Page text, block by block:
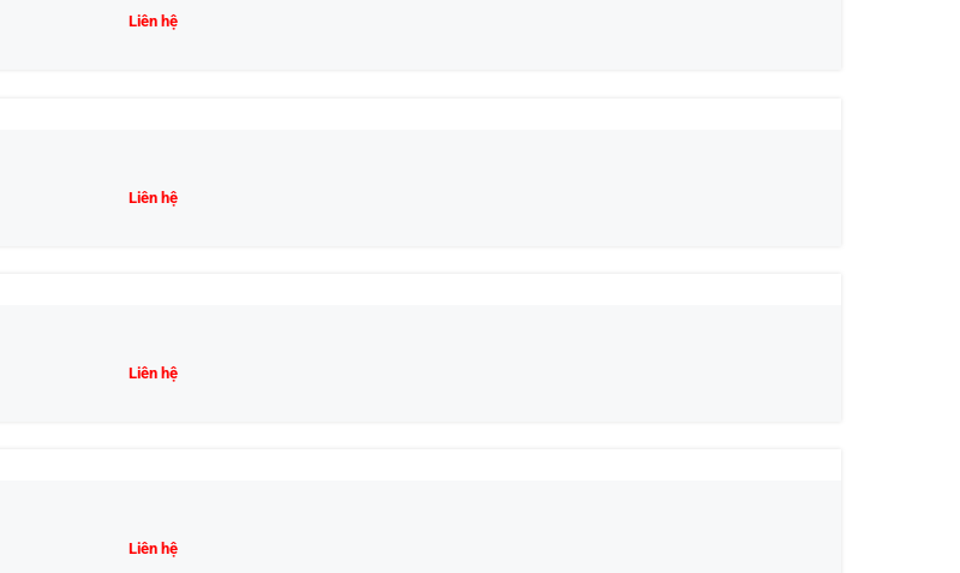
Liên hệ
Liên hệ
Liên hệ
Liên hệ